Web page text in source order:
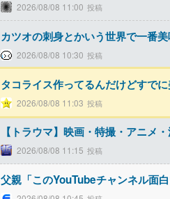
2026/08/08 11:00
カツオの刺身とかいう世界で一番
2026/08/08 10:30
タコライス作ってるんだけどすで
2026/08/08 11:03
【トラウマ】映画・特撮・アニメ
2026/08/08 11:15
父親「このYouTubeチャンネル面